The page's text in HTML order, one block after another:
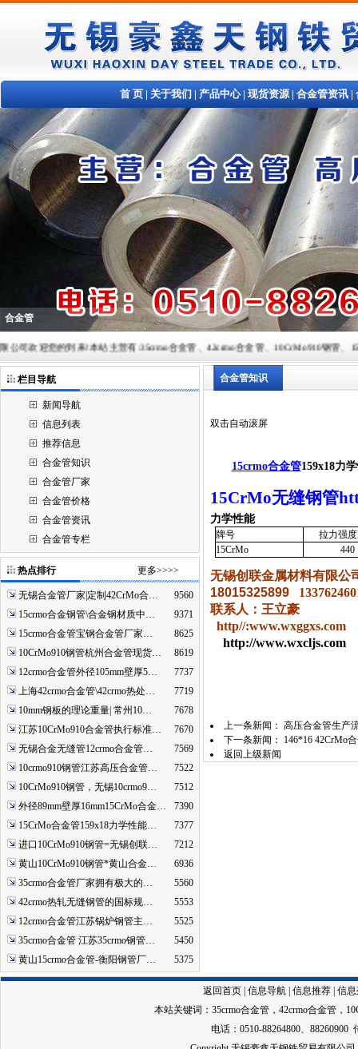
首 页 | 关于我们 | 产品中心| 现货资源| 合金管资讯 |
合金管
司欢迎您的到来!本站主营有:35crmo合金管、42crmo合金管、10CrMo910钢管、
栏目导航
新闻导航
信息列表
推荐信息
合金管知识
合金管厂家
合金管价格
合金管资讯
合金管专栏
热点排行 更多>>>>
无锡合金管厂家|定制42CrMo合…
9560
15crmo合金钢管\合金钢材质中…
9371
15crmo合金管宝钢合金管厂家…
8625
10CrMo910钢管杭州合金管现货…
8619
12crmo合金管外径105mm壁厚5…
7737
上海42crmo合金管\42crmo热处…
7719
10mm钢板的理论重量| 常州10…
7678
江苏10CrMo910合金管执行标准…
7670
无锡合金无缝管12crmo合金管…
7569
10crmo910钢管江苏高压合金管…
7522
10CrMo910钢管，无锡10crmo9…
7512
外径89mm壁厚16mm15CrMo合金…
7390
15CrMo合金管159x18力学性能…
7377
进口10CrMo910钢管=无锡创联…
7212
黄山10CrMo910钢管*黄山合金…
6936
35crmo合金管厂家拥有极大的…
5560
42crmo热轧无缝钢管的国标规…
5553
12crmo合金管江苏锅炉钢管主…
5525
35crmo合金管 江苏35crmo钢管…
5450
黄山15crmo合金管-衡阳钢管厂…
5375
合金管知识
双击自动滚屏
15crmo合金管159x18力
15CrMo无缝钢管
力学性能
牌号
拉力强
15CrMo
440
无锡创联金属材料有限公
18015325899
联系人：王立豪
http//:www.wxggxs.com
http://www.wxcljs.com
上一条新闻： 高压合金管生产
下一条新闻：
146*16 42CrMo
返回上级新闻
返回首页 信息导航 信息推荐 信
本站关键词： 35crmo合金管 ， 42crmo合金管 ，
电话：0510-88264800、88260900